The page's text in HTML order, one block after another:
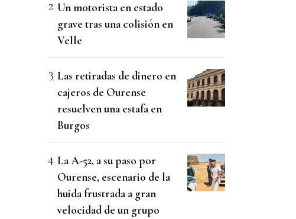
Un motorista en estado
grave tras una colisión en
Velle
Las retiradas de dinero en
cajeros de Ourense
resuelven una estafa en
Burgos
La A-52, a su paso por
Ourense, escenario de la
huida frustrada a gran
velocidad de un grupo